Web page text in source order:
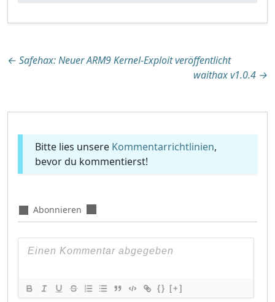
Beitragsnavigation
← Safehax: Neuer ARM9 Kernel-Exploit veröffentlicht
waithax v1.0.4 →
Bitte lies unsere Kommentarrichtlinien,
bevor du kommentierst!
Abonnieren
{} [+]